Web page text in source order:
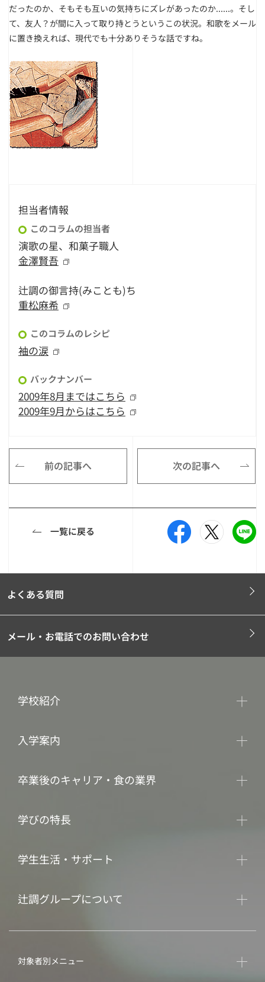
だったのか、そもそも互いの気持ちにズレがあったのか......。そし
て、友人？が間に入って取り持とうというこの状況。和歌をメール
に置き換えれば、現代でも十分ありそうな話ですね。
担当者情報
このコラムの担当者
演歌の星、和菓子職人
金澤賢吾
辻調の御言持(みことも)ち
重松麻希
このコラムのレシピ
袖の涙
バックナンバー
2009年8月まではこちら
2009年9月からはこちら
前の記事へ 次の記事へ
一覧に戻る
よくある質問
メール・お電話でのお問い合わせ
学校紹介
入学案内
卒業後のキャリア・食の業界
学びの特長
学生生活・サポート
辻調グループについて
対象者別メニュー